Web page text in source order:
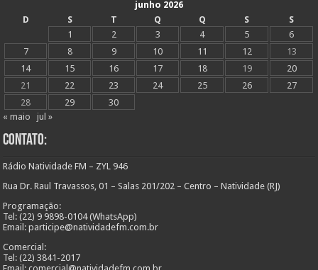
junho 2026
D
S T Q Q S
S
1
2 3 4 5
6
7
8 9 10 11 12
13
14
15 16 17 18 19
20
21
22 23 24 25 26
27
28
29
30
« maio
jul »
Contato:
Rádio Natividade FM – ZYL 946
Rua Dr. Raul Travassos, 01 – Salas 201/202 – Centro – Natividade (RJ)
Programação:
Tel: (22) 9 9898-0104 (WhatsApp)
Email: participe@natividadefm.com.br
Comercial:
Tel: (22) 3841-2017